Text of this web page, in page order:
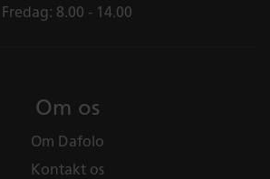
Om os
Om Dafolo
Kontakt os
Fredag: 8.00 - 14.00